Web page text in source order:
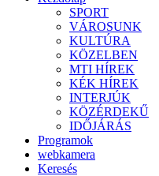
SPORT
VÁROSUNK
KULTÚRA
KÖZELBEN
MTI HÍREK
KÉK HÍREK
INTERJÚK
KÖZÉRDEKŰ
IDŐJÁRÁS
Programok
webkamera
Keresés